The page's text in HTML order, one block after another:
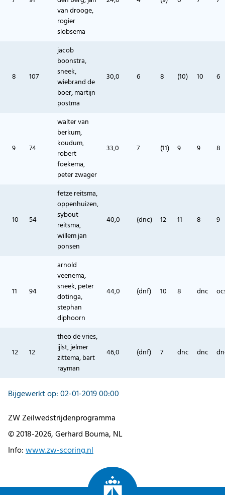
van drooge,
rogier
slobsema
8 107
jacob
boonstra,
sneek,
wiebrand de
boer, martijn
postma
30,0 6 8 (10) 10 6
9 74
walter van
berkum,
koudum,
robert
foekema,
peter zwager
33,0 7 (11) 9 9 8
10 54
fetze reitsma,
oppenhuizen,
sybout
reitsma,
willem jan
ponsen
40,0 (dnc) 12 11 8 9
11 94
arnold
veenema,
sneek, peter
dotinga,
stephan
diphoorn
44,0 (dnf) 10 8 dnc
12 12
theo de vries,
ijlst, jelmer
zittema, bart
rayman
46,0 (dnf) 7 dnc dnc
Bijgewerkt op: 02-01-2019 00:00
ZW Zeilwedstrijdenprogramma
© 2018-2026, Gerhard Bouma, NL
Info:www.zw-scoring.nl